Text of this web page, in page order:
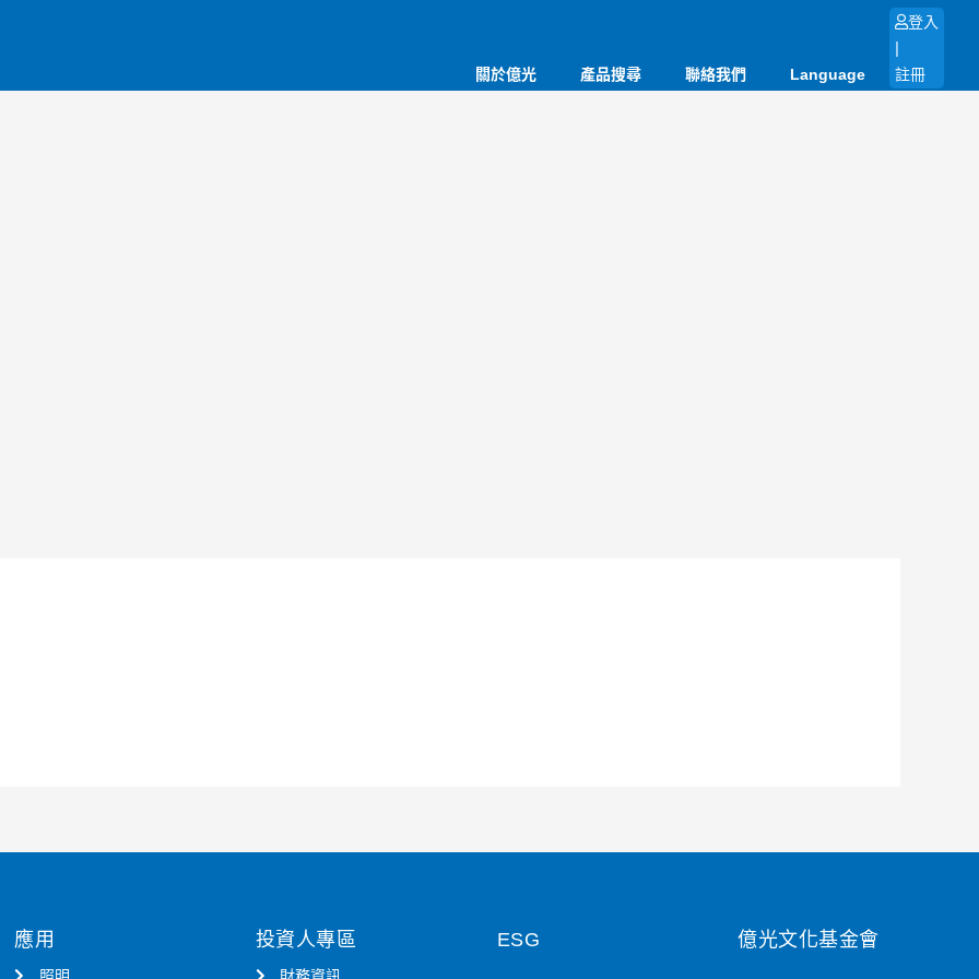
關於億光 產品搜尋 聯絡我們 Language
登入
|
註冊
應用 投資人專區 ESG 億光文化基金會